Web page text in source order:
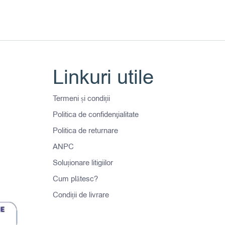
Linkuri utile
Termeni și condiții
Politica de confidenţialitate
Politica de returnare
ANPC
Soluționare litigiilor
Cum plătesc?
Condiții de livrare